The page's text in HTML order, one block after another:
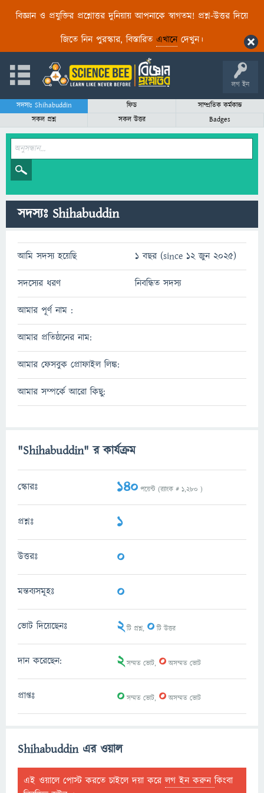
বিজ্ঞান ও প্রযুক্তির প্রশ্নোত্তর দুনিয়ায় আপনাকে স্বাগতম! প্রশ্ন-উত্তর দিয়ে
জিতে নিন পুরস্কার, বিস্তারিত এখানেদেখুন।
লগ ইন
সদস্যঃ Shihabuddin ফিড
সাম্প্রতিক কর্মকান্ড
সকল প্রশ্ন
সকল উত্তর Badges
সদস্যঃ Shihabuddin
আমি সদস্য হয়েছি 1 বছর (since 12 জুন 2025)
সদস্যের ধরণ নিবন্ধিত সদস্য
আমার পূর্ণ নাম :
আমার প্রতিষ্ঠানের নাম:
আমার ফেসবুক প্রোফাইল লিঙ্ক:
আমার সম্পর্কে আরো কিছু:
"Shihabuddin" র কার্যক্রম
স্কোরঃ 140 পয়েন্ট (র‌্যাংক # 1,280 )
প্রশ্নঃ 1
উত্তরঃ 0
মন্তব্যসমূহঃ 0
ভোট দিয়েছেনঃ 2টি প্রশ্ন, 0টি উত্তর
দান করেছেন: 2সম্মত ভোট, 0অসম্মত ভোট
প্রাপ্তঃ 0সম্মত ভোট, 0অসম্মত ভোট
Shihabuddin এর ওয়াল
এই ওয়ালে পোস্ট করতে চাইলে দয়া করেলগ ইন করুনকিংবা